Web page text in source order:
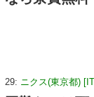
29: ニクス(東京都)